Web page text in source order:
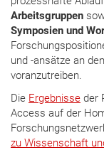
Arbeitsgruppen
Symposien und
und -ansätze an
voranzutreiben.
Die Ergebnisse der
Access auf der
zu Wissenschaft